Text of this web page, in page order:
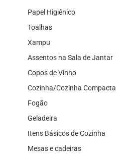
Papel Higiênico
Toalhas
Xampu
Assentos na Sala de Jantar
Copos de Vinho
Cozinha/Cozinha Compacta
Fogão
Geladeira
Itens Básicos de Cozinha
Mesas e cadeiras